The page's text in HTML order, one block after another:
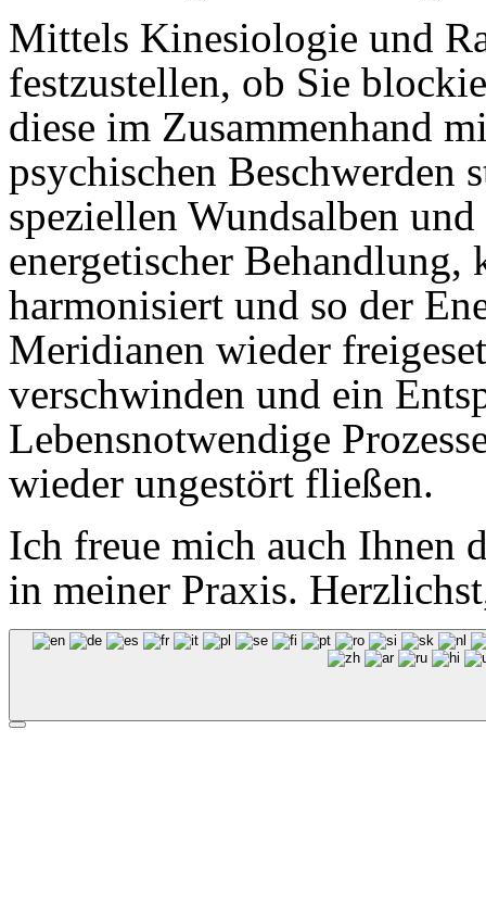
Mittels Kinesiologie und
festzustellen, ob Sie
diese im Zusammenhand
psychischen Beschwerden
speziellen Wundsalben
energetischer Behandlung,
harmonisiert und so der
Meridianen wieder
verschwinden und ein
Lebensnotwendige
wieder ungestört fließen.
Ich freue mich auch Ihnen
in meiner Praxis.